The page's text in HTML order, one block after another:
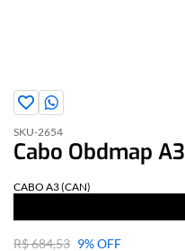
SKU-2654
Cabo Obdmap A3
CABO A3 (CAN)
R$684,53 9%OFF